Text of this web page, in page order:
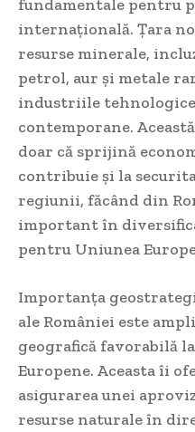
fundamentale pentru
internațională. Țara
resurse minerale,
petrol, aur și metale
industriile
contemporane.
doar că sprijină
contribuie și la
regiunii, făcând din
important în
pentru Uniunea
Importanța
ale României este
geografică favorabilă
Europene. Aceasta îi
asigurarea unei
resurse naturale în